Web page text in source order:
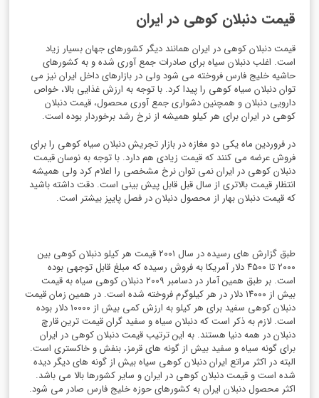
قيمت دنبلان کوهی در ايران
قيمت دنبلان کوهی در ايران همانند دیگر کشورهای جهان بسیار زیاد
است. اغلب دنبلان سیاه برای صادرات جمع آوری شده و به کشورهای
حاشیه خلیج فارس فروخته می شود ولی در بازارهای داخل ایران نیز می
توان دنبلان سیاه کوهی را پیدا کرد. با توجه به ارزش غذایی بالا، خواص
دارویی دنبلان و همچنین دشواری جمع آوری محصول، قيمت دنبلان
کوهی در ايران برای هر کیلو همیشه از نرخ رشد برخوردار بوده است.
در فروردین ماه یکی دو مغازه در بازار تجریش دنبلان سیاه کوهی را برای
فروش عرضه می کنند که قیمت زیادی هم دارد. با توجه به نوسان قيمت
دنبلان کوهی در ايران نمی توان نرخ مشخصی را اعلام کرد ولی همیشه
انتظار قیمت بالاتری از سال قبل قابل پیش بینی است. دقت داشته باشید
که قیمت دنبلان بهار از محصول دنبلان در فصل پاییز بیشتر است.
طبق گزارش های رسیده در سال ۲۰۰۱ قیمت هر کیلو دنبلان کوهی بین
۲۰۰۰ تا ۴۵۰۰ دلار آمریکا به فروش رسیده که مبلغ قابل توجهی بوده
است. بر طبق همین آمار در دسامبر ۲۰۰۹ دنبلان کوهی سیاه به قیمت
بیش از ۱۴۰۰۰ دلار در هر کیلوگرم فروخته شده است. در همین زمان قیمت
دنبلان کوهی سفید برای هر کیلو به ارزش کمی بیش از ۱۰۰۰۰ دلار بوده
است. لازم به ذکر است که دنبلان سیاه و سفید گران قیمت ترین قارچ
دنبلان در همه دنیا هستند. به این ترتیب قيمت دنبلان کوهی در ايران
برای گونه سیاه و سفید بیش از گونه های قرمز، بنفش و خاکستری است.
البته در اکثر مراتع ایران دنبلان کوهی سیاه بیش از گونه های دیگر دیده
شده است و قيمت دنبلان کوهی در ايران و سایر کشورها بالا می باشد.
اکثر محصول دنبلان ایران به کشورهای حوزه خلیج فارس صادر می شود.